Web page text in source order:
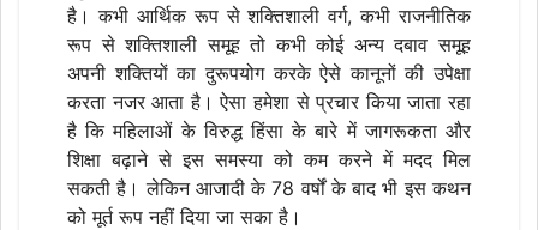
है। कभी आर्थिक रूप से शक्तिशाली वर्ग, कभी राजनीतिक
रूप से शक्तिशाली समूह तो कभी कोई अन्य दबाव समूह
अपनी शक्तियों का दुरूपयोग करके ऐसे कानूनों की उपेक्षा
करता नजर आता है। ऐसा हमेशा से प्रचार किया जाता रहा
है कि महिलाओं के विरुद्ध हिंसा के बारे में जागरूकता और
शिक्षा बढ़ाने से इस समस्या को कम करने में मदद मिल
सकती है। लेकिन आजादी के 78 वर्षों के बाद भी इस कथन
को मूर्त रूप नहीं दिया जा सका है।